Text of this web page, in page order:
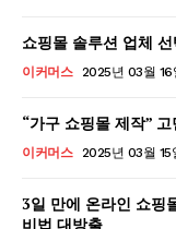
쇼핑몰 솔루션 업체
이커머스 2025년 03월 16
“가구 쇼핑몰 제작”
이커머스 2025년 03월 15
3일 만에 온라인 쇼핑
비법 대방출